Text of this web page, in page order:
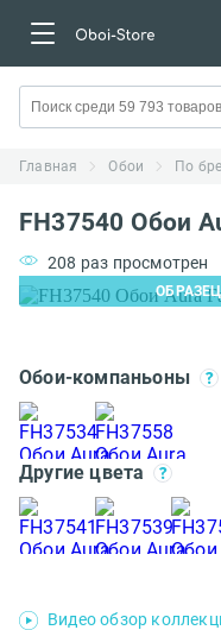
Главная Обои По
FH37540 Обои
208 раз просмотрен
Обои-компаньоны
Другие цвета
Видео обзор